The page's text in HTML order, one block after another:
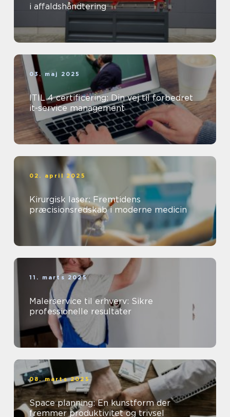
i affaldshåndtering
03. maj 2025
ITIL 4 certificering: Din vej til forbedret
it-service management
02. april 2025
Kirurgisk laser: Fremtidens
præcisionsredskab i moderne medicin
11. marts 2025
Malerservice til erhverv: Sikre
professionelle resultater
08. marts 2025
Space planning: En kunstform der
fremmer produktivitet og trivsel